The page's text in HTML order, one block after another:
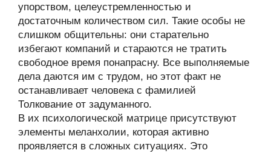
упорством, целеустремленностью и
достаточным количеством сил. Такие особы не
слишком общительны: они старательно
избегают компаний и стараются не тратить
свободное время понапрасну. Все выполняемые
дела даются им с трудом, но этот факт не
останавливает человека с фамилией
Толкование от задуманного.
В их психологической матрице присутствуют
элементы меланхолии, которая активно
проявляется в сложных ситуациях. Это